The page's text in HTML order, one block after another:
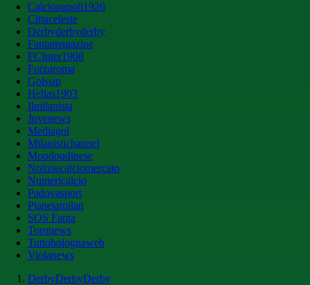
Calcionapoli1926
Cittaceleste
Derbyderbyderby
Fantamagazine
FCInter1908
Forzaroma
Golssip
Hellas1903
Ilmilanista
Juvenews
Mediagol
Milanistichannel
Mondoudinese
Notiziecalciomercato
Numericalcio
Padovasport
Pianetamilan
SOS Fanta
Toronews
Tuttobolognaweb
Violanews
DerbyDerbyDerby